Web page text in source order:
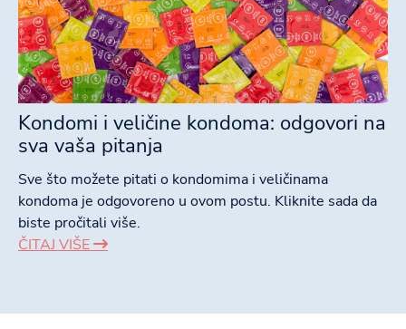
Kondomi i veličine kondoma: odgovori na
sva vaša pitanja
Sve što možete pitati o kondomima i veličinama
kondoma je odgovoreno u ovom postu. Kliknite sada da
biste pročitali više.
ČITAJ VIŠE